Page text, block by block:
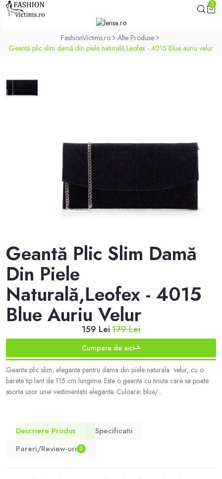
5
FashionVictims.ro
Alte Produse
Geantă plic slim damă din piele naturală,Leofex - 4015 Blue auriu velur
Geantă Plic Slim Damă
Din Piele
Naturală,Leofex - 4015
Blue Auriu Velur
159 Lei 179 Lei
Cumpara de aici
Geanta plic slim, eleganta pentru dama din piele naturala velur, cu o
barete tip lant de 115 cm lungime. Este o geanta cu tinuta care se poate
asorta usor unei vestimentatii elegante. Culoare: blue/...
Descriere Produs
Specificatii
Pareri/Review-uri 0